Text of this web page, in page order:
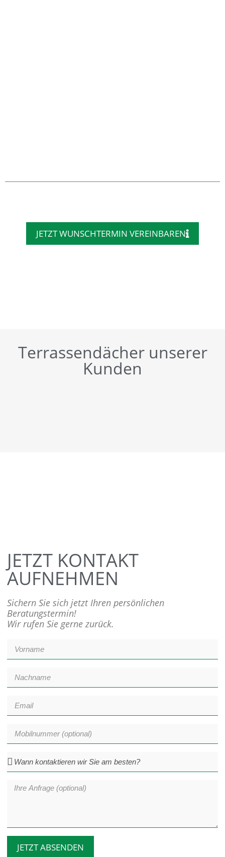
JETZT WUNSCHTERMIN VEREINBAREN
Terrassendächer unserer
Kunden
JETZT KONTAKT
AUFNEHMEN
Sichern Sie sich jetzt Ihren persönlichen
Beratungstermin!
Wir rufen Sie gerne zurück.
JETZT ABSENDEN